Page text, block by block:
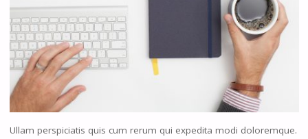
Ullam perspiciatis quis cum rerum qui expedita modi doloremque.